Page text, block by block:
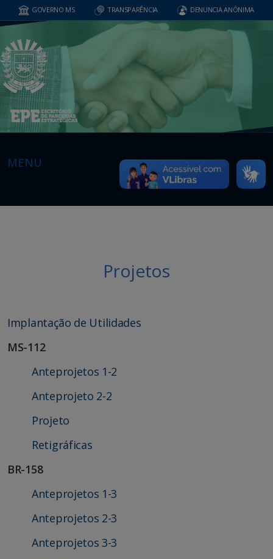
GOVERNO MS TRANSPARÊNCIA DENUNCIA ANÔNIMA
MENU
Projetos
Implantação de Utilidades
MS-112
Anteprojetos 1-2
Anteprojeto 2-2
Projeto
Retigráficas
BR-158
Anteprojetos 1-3
Anteprojetos 2-3
Anteprojetos 3-3